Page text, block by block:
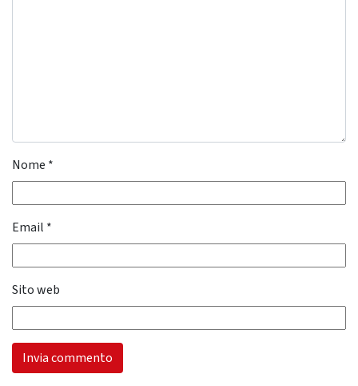
Nome *
Email *
Sito web